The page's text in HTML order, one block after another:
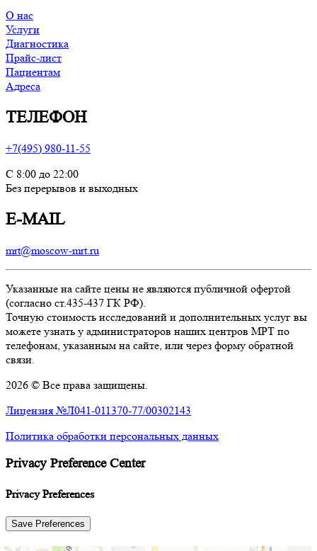
О нас
Услуги
Диагностика
Прайс-лист
Пациентам
Адреса
ТЕЛЕФОН
+7(495) 980-11-55
С 8:00 до 22:00
Без перерывов и выходных
E-MAIL
mrt@moscow-mrt.ru
Указанные на сайте цены не являются публичной офертой
(согласно ст.435-437 ГК РФ).
Точную стоимость исследований и дополнительных услуг вы
можете узнать у администраторов наших центров МРТ по
телефонам, указанным на сайте, или через форму обратной
связи.
2026 © Все права защищены.
Лицензия №Л041-011370-77/00302143
Политика обработки персональных данных
Privacy Preference Center
Privacy Preferences